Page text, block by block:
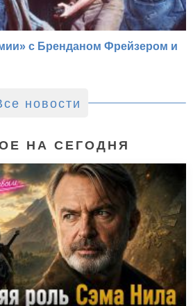
с Бренданом Фрейзером и
новости
НА СЕГОДНЯ